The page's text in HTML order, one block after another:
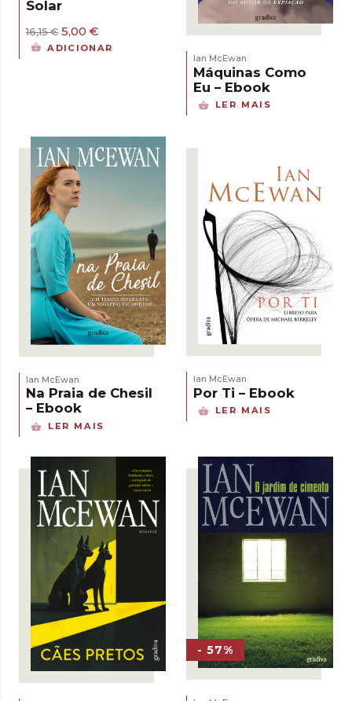
Solar
16,15€ O
preço
5,00 €
preço
ADICIONAR
Ian McEwan
Máquinas Como
Eu – Ebook
LER MAIS
Ian McEwan
Na Praia de Chesil
– Ebook
LER MAIS
Ian McEwan
Por Ti – Ebook
LER MAIS
- 57%